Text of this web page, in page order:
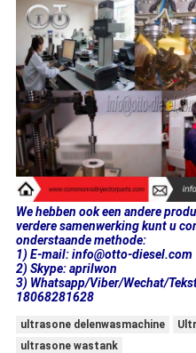
We hebben ook een andere
verdere samenwerking kunt u
onderstaande methode:
1) E-mail: info@otto-diesel.com
2) Skype: aprilwon
3) Whatsapp/Viber/Wechat/
18068281628
ultrasone delenwasmachine
ultrasone wastank